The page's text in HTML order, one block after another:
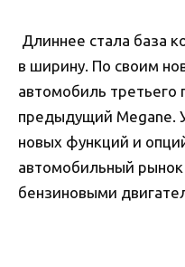
Длиннее стала база
в ширину. По своим
автомобиль третьего
предыдущий Megane.
новых функций и
автомобильный
бензиновыми